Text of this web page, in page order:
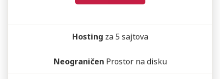
Hosting za 5 sajtova
Neograničen Prostor na disku